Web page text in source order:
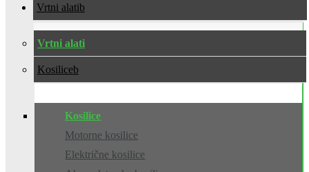
Vrtni alati
Vrtni alati
Kosilice
Kosilice
Motorne kosilice
Električne kosilice